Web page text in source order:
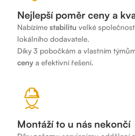
Nejlepší poměr ceny a
Nabízíme stabilitu velké
lokálního dodavatele.
Díky 3 pobočkám a vlastním
cenya efektivní řešení.
Montáží to u nás nekončí